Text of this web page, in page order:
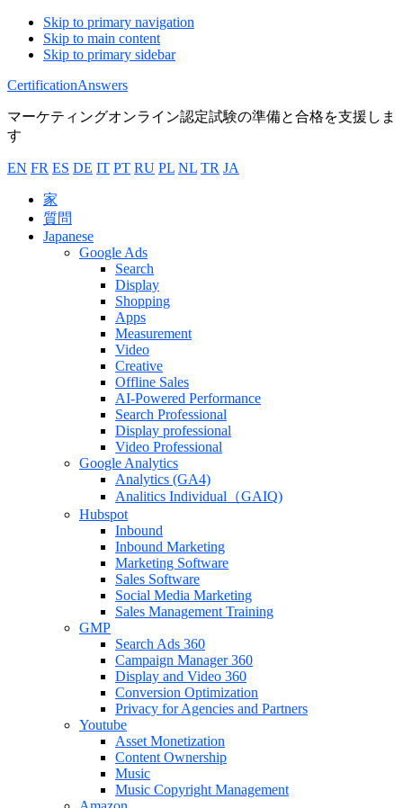
Skip to primary navigation
Skip to main content
Skip to primary sidebar
CertificationAnswers
マーケティングオンライン認定試験の準備と合格を支援しま
す
EN FR ES DE IT PT RU PL NL TR JA
家
質問
Japanese
Google Ads
Search
Display
Shopping
Apps
Measurement
Video
Creative
Offline Sales
AI-Powered Performance
Search Professional
Display professional
Video Professional
Google Analytics
Analytics (GA4)
Analitics Individual（GAIQ)
Hubspot
Inbound
Inbound Marketing
Marketing Software
Sales Software
Social Media Marketing
Sales Management Training
GMP
Search Ads 360
Campaign Manager 360
Display and Video 360
Conversion Optimization
Privacy for Agencies and Partners
Youtube
Asset Monetization
Content Ownership
Music
Music Copyright Management